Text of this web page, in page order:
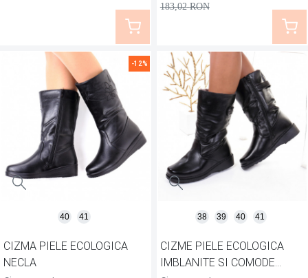
183,02 RON
-12%
CIZMA PIELE ECOLOGICA
NECLA
40 41
CIZME PIELE ECOLOGICA
IMBLANITE SI COMODE
38 39 40 41